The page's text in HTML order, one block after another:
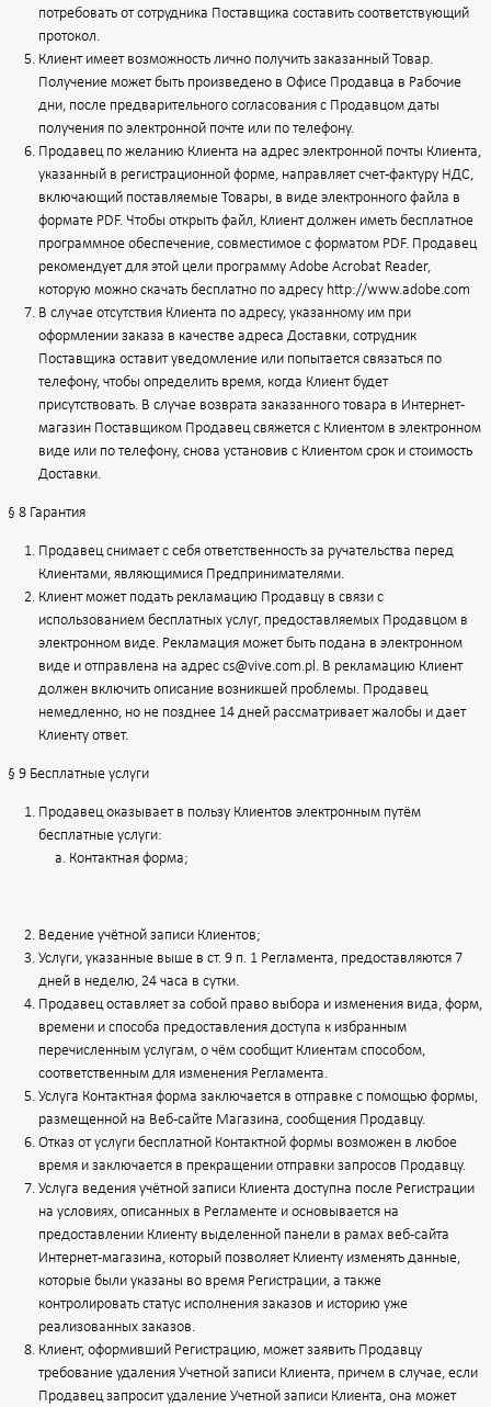
потребовать от сотрудника Поставщика составить соответствующий
протокол.
Клиент имеет возможность лично получить заказанный Товар.
Получение может быть произведено в Офисе Продавца в Рабочие
дни, после предварительного согласования с Продавцом даты
получения по электронной почте или по телефону.
Продавец по желанию Клиента на адрес электронной почты Клиента,
указанный в регистрационной форме, направляет счет-фактуру НДС,
включающий поставляемые Товары, в виде электронного файла в
формате PDF. Чтобы открыть файл, Клиент должен иметь бесплатное
программное обеспечение, совместимое с форматом PDF. Продавец
рекомендует для этой цели программу Adobe Acrobat Reader,
которую можно скачать бесплатно по адресу http://www.adobe.com
В случае отсутствия Клиента по адресу, указанному им при
оформлении заказа в качестве адреса Доставки, сотрудник
Поставщика оставит уведомление или попытается связаться по
телефону, чтобы определить время, когда Клиент будет
присутствовать. В случае возврата заказанного товара в Интернет-
магазин Поставщиком Продавец свяжется с Клиентом в электронном
виде или по телефону, снова установив с Клиентом срок и стоимость
Доставки.
§ 8 Гарантия
Продавец снимает с себя ответственность за ручательства перед
Клиентами, являющимися Предпринимателями.
Клиент может подать рекламацию Продавцу в связи с
использованием бесплатных услуг, предоставляемых Продавцом в
электронном виде. Рекламация может быть подана в электронном
виде и отправлена на адрес cs@vive.com.pl. В рекламацию Клиент
должен включить описание возникшей проблемы. Продавец
немедленно, но не позднее 14 дней рассматривает жалобы и дает
Клиенту ответ.
§ 9 Бесплатные услуги
Продавец оказывает в пользу Клиентов электронным путём
бесплатные услуги:
Контактная форма;
Ведение учётной записи Клиентов;
Услуги, указанные выше в ст. 9 п. 1 Регламента, предоставляются 7
дней в неделю, 24 часа в сутки.
Продавец оставляет за собой право выбора и изменения вида, форм,
времени и способа предоставления доступа к избранным
перечисленным услугам, о чём сообщит Клиентам способом,
соответственным для изменения Регламента.
Услуга Контактная форма заключается в отправке с помощью формы,
размещенной на Веб-сайте Магазина, сообщения Продавцу.
Отказ от услуги бесплатной Контактной формы возможен в любое
время и заключается в прекращении отправки запросов Продавцу.
Услуга ведения учётной записи Клиента доступна после Регистрации
на условиях, описанных в Регламенте и основывается на
предоставлении Клиенту выделенной панели в рамах веб-сайта
Интернет-магазина, который позволяет Клиенту изменять данные,
которые были указаны во время Регистрации, а также
контролировать статус исполнения заказов и историю уже
реализованных заказов.
Клиент, оформивший Регистрацию, может заявить Продавцу
требование удаления Учетной записи Клиента, причем в случае, если
Продавец запросит удаление Учетной записи Клиента, она может